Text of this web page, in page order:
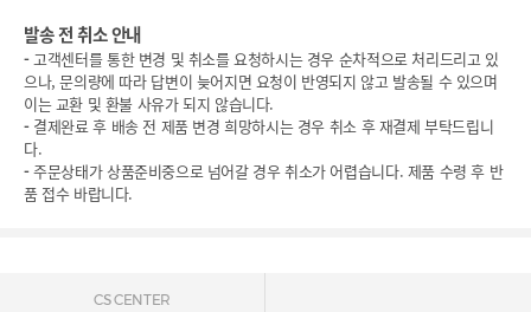
발송 전 취소 안내
-고객센터를 통한 변경 및 취소를 요청하시는 경우 순차적으로 처리드리고 있
으나, 문의량에 따라 답변이 늦어지면 요청이 반영되지 않고 발송될 수 있으며
이는 교환 및 환불 사유가 되지 않습니다.
- 결제완료 후 배송 전 제품 변경 희망하시는 경우 취소 후 재결제 부탁드립니
다.
-주문상태가 상품준비중으로 넘어갈 경우 취소가 어렵습니다. 제품 수령 후 반
품 접수 바랍니다.
CS CENTER